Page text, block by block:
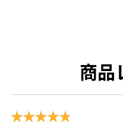
商品